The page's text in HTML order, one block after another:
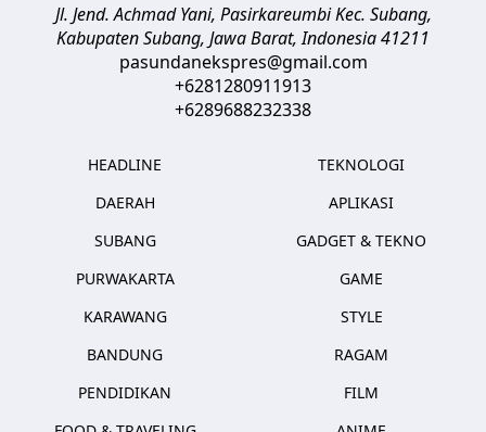
Jl. Jend. Achmad Yani, Pasirkareumbi Kec. Subang,
Kabupaten Subang, Jawa Barat,Indonesia41211
pasundanekspres@gmail.com
+6281280911913
+6289688232338
HEADLINE
DAERAH
SUBANG
PURWAKARTA
KARAWANG
BANDUNG
PENDIDIKAN
TEKNOLOGI
APLIKASI
GADGET & TEKNO
GAME
STYLE
RAGAM
FILM